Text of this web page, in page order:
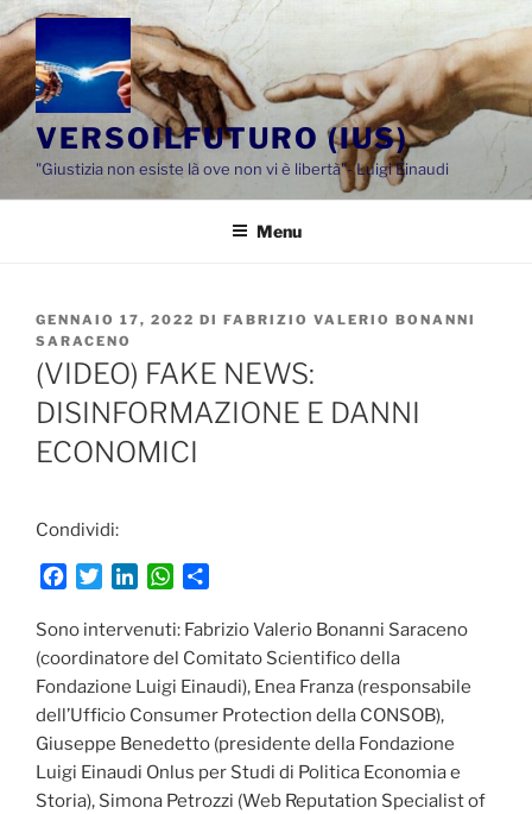
Salta
al
contenuto
VERSOILFUTURO (IUS)
"Giustizia non esiste là ove non vi è libertà"- Luigi Einaudi
Menu
PUBBLICATO
IL
GENNAIO 17, 2022 DI FABRIZIO VALERIO BONANNI
SARACENO
(VIDEO) FAKE NEWS:
DISINFORMAZIONE E DANNI
ECONOMICI
Condividi:
c
e
b
o
i
t
t
e
n
k
e
d
W
a
t
s
A
n
d
i
v
d
i
Sono intervenuti: Fabrizio Valerio Bonanni Saraceno
(coordinatore del Comitato Scientifico della
Fondazione Luigi Einaudi), Enea Franza (responsabile
dell’Ufficio Consumer Protection della CONSOB),
Giuseppe Benedetto (presidente della Fondazione
Luigi Einaudi Onlus per Studi di Politica Economia e
Storia), Simona Petrozzi (Web Reputation Specialist of